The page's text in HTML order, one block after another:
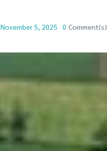
November 5, 2025 0 Comment(s)